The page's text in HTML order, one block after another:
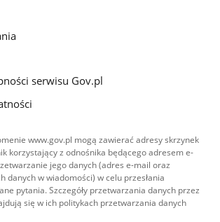
serwisu Gov.pl
www.gov.pl mogą zawierać adresy skrzynek
korzystający z odnośnika będącego adresem e-
jego danych (adres e-mail oraz
danych w wiadomości) w celu przesłania
pytania. Szczegóły przetwarzania danych przez
się w ich politykach przetwarzania danych